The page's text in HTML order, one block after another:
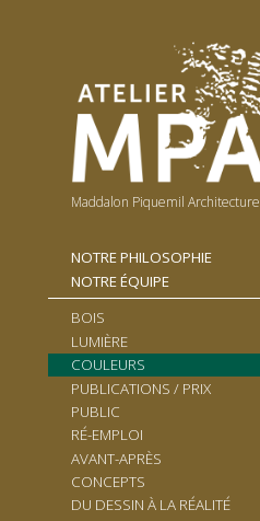
Maddalon Piquemil Architecture
NOTRE PHILOSOPHIE
NOTRE ÉQUIPE
BOIS
LUMIÈRE
COULEURS
PUBLICATIONS / PRIX
PUBLIC
RÉ-EMPLOI
AVANT-APRÈS
CONCEPTS
DU DESSIN À LA RÉALITÉ